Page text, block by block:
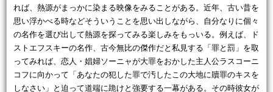
れば、熱源がまっかに染まる映像をみることがある。近年、古い昔を
思い浮かべる時などそういうことを思い出しながら、自分なりに個々
の名作を選び出して熱源を探ってみる楽しみをもっいる。例えば、ド
ストエフスキーの名作、古今無比の傑作だと私見する「罪と罰」を取
ってみれば、恋人・娼婦ソーニャが大罪をおかした主人公ラスコーニ
コフに向かって「あなたの犯した罪で汚したこの大地に贖罪のキスを
しなさい」と迫って道端に跪けと強要する一幕がある。その時彼女が